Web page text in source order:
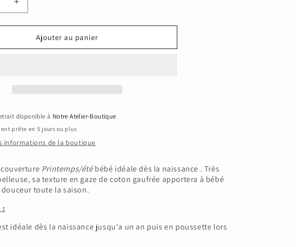
Augmenter
la
quantité
couverture
Ajouter au panier
disponible à Notre Atelier-Boutique
prête en 5 jours ou plus
informations de la boutique
Printemps/étébébé idéale dès la naissance . Très
sa texture en gaze de coton gaufrée apportera à bébé
toute la saison.
:
idéale dès la naissance jusqu'a un an puis en poussette lors